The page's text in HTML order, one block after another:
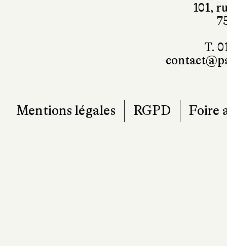
101,
T.
Mentions légales RGPD Foire